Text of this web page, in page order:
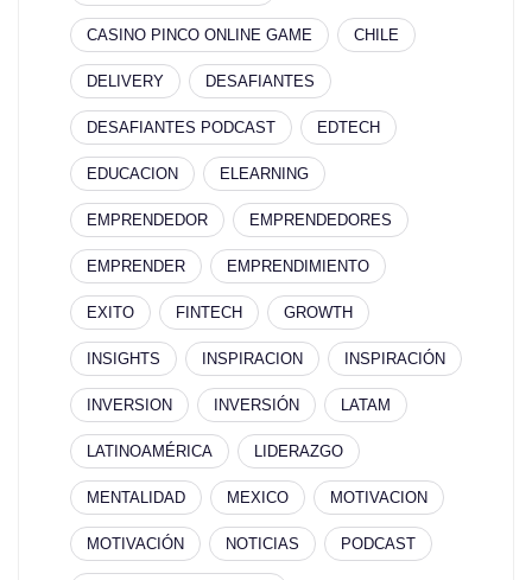
CASINO PINCO ONLINE GAME CHILE
DELIVERY DESAFIANTES
DESAFIANTES PODCAST EDTECH
EDUCACION ELEARNING
EMPRENDEDOR EMPRENDEDORES
EMPRENDER EMPRENDIMIENTO
EXITO FINTECH GROWTH
INSIGHTS INSPIRACION INSPIRACIÓN
INVERSION INVERSIÓN LATAM
LATINOAMÉRICA LIDERAZGO
MENTALIDAD MEXICO MOTIVACION
MOTIVACIÓN NOTICIAS PODCAST